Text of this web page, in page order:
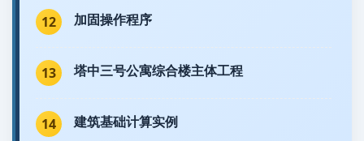
12 加固操作程序
13 塔中三号公寓综合楼主体工程
14 建筑基础计算实例